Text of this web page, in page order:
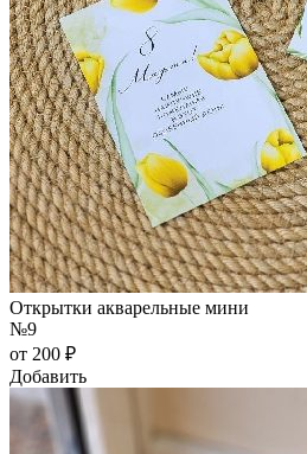
Открытки акварельные мини
№9
от 200 ₽
Добавить